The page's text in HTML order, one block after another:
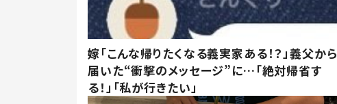
嫁「こんな帰りたくなる義実家ある！？」義父から
届いた“衝撃のメッセージ”に…「絶対帰省す
る！」「私が行きたい」